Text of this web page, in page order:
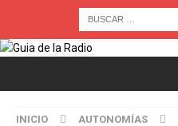
INICIO AUTONOMÍAS